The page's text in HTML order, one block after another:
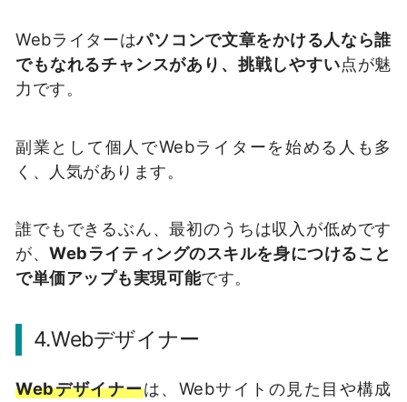
Webライターはパソコンで文章をかける人なら誰
でもなれるチャンスがあり、挑戦しやすい点が魅
力です。
副業として個人でWebライターを始める人も多
く、人気があります。
誰でもできるぶん、最初のうちは収入が低めです
が、Webライティングのスキルを身につけること
で単価アップも実現可能です。
4.Webデザイナー
Webデザイナーは、Webサイトの見た目や構成